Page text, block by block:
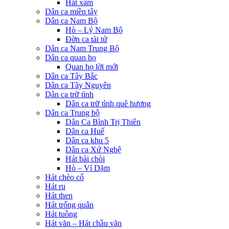
Hát xẩm
Dân ca miền tây
Dân ca Nam Bộ
Hò – Lý Nam Bộ
Đờn ca tài tử
Dân ca Nam Trung Bộ
Dân ca quan họ
Quan họ lời mới
Dân ca Tây Bắc
Dân ca Tây Nguyên
Dân ca trữ tình
Dân ca trữ tình quê hương
Dân ca Trung bộ
Dân Ca Bình Trị Thiên
Dân ca Huế
Dân ca khu 5
Dân ca Xứ Nghệ
Hát bài chòi
Hò – Ví Dặm
Hát chèo cổ
Hát ru
Hát then
Hát trống quân
Hát tuồng
Hát văn – Hát chầu văn